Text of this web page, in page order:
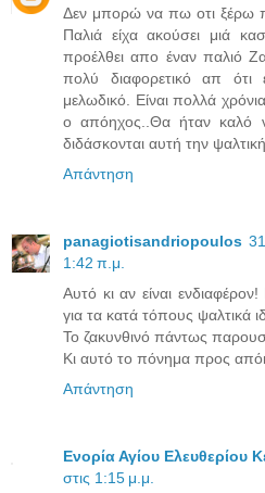
Δεν μπορώ να πω οτι ξέρω
Παλιά είχα ακούσει μιά
προέλθει απο έναν παλιό
πολύ διαφορετικό απ ότι
μελωδικό. Είναι πολλά
ο απόηχος..Θα ήταν καλό
διδάσκονται αυτή την
Απάντηση
panagiotisandriopoulos
1:42 π.μ.
Αυτό κι αν είναι
για τα κατά τόπους ψαλτικά
Το ζακυνθινό πάντως
Κι αυτό το πόνημα προς
Απάντηση
Ενορία Αγίου Ελευθερίου
στις 1:15 μ.μ.